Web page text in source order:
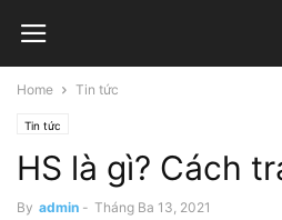
Home Tin tức
Tin tức
HS là gì? Cách
By admin - Tháng Ba 13, 2021